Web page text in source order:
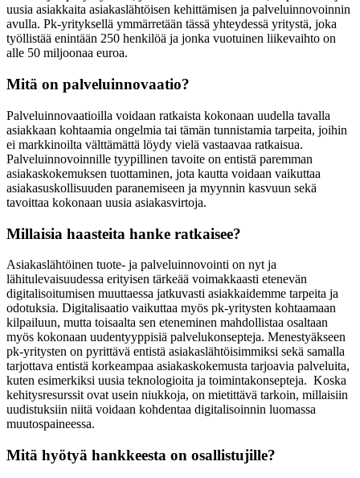
uusia asiakkaita asiakaslähtöisen kehittämisen ja palveluinnovoinnin
avulla. Pk-yrityksellä ymmärretään tässä yhteydessä yritystä, joka
työllistää enintään 250 henkilöä ja jonka vuotuinen liikevaihto on
alle 50 miljoonaa euroa.
Mitä on palveluinnovaatio?
Palveluinnovaatioilla voidaan ratkaista kokonaan uudella tavalla
asiakkaan kohtaamia ongelmia tai tämän tunnistamia tarpeita, joihin
ei markkinoilta välttämättä löydy vielä vastaavaa ratkaisua.
Palveluinnovoinnille tyypillinen tavoite on entistä paremman
asiakaskokemuksen tuottaminen, jota kautta voidaan vaikuttaa
asiakasuskollisuuden paranemiseen ja myynnin kasvuun sekä
tavoittaa kokonaan uusia asiakasvirtoja.
Millaisia haasteita hanke ratkaisee?
Asiakaslähtöinen tuote- ja palveluinnovointi on nyt ja
lähitulevaisuudessa erityisen tärkeää voimakkaasti etenevän
digitalisoitumisen muuttaessa jatkuvasti asiakkaidemme tarpeita ja
odotuksia. Digitalisaatio vaikuttaa myös pk-yritysten kohtaamaan
kilpailuun, mutta toisaalta sen eteneminen mahdollistaa osaltaan
myös kokonaan uudentyyppisiä palvelukonsepteja. Menestyäkseen
pk-yritysten on pyrittävä entistä asiakaslähtöisimmiksi sekä samalla
tarjottava entistä korkeampaa asiakaskokemusta tarjoavia palveluita,
kuten esimerkiksi uusia teknologioita ja toimintakonsepteja. Koska
kehitysresurssit ovat usein niukkoja, on mietittävä tarkoin, millaisiin
uudistuksiin niitä voidaan kohdentaa digitalisoinnin luomassa
muutospaineessa.
Mitä hyötyä hankkeesta on osallistujille?